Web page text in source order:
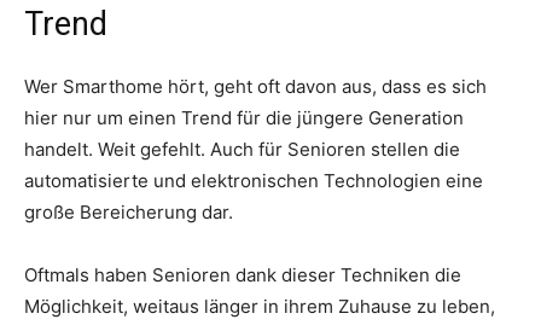
Trend
Wer Smarthome hört, geht oft davon aus, dass es sich
hier nur um einen Trend für die jüngere Generation
handelt. Weit gefehlt. Auch für Senioren stellen die
automatisierte und elektronischen Technologien eine
große Bereicherung dar.
Oftmals haben Senioren dank dieser Techniken die
Möglichkeit, weitaus länger in ihrem Zuhause zu leben,